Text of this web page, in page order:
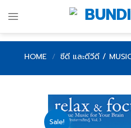
content
HOME / ซีดี และดีวีดี /
Sale!